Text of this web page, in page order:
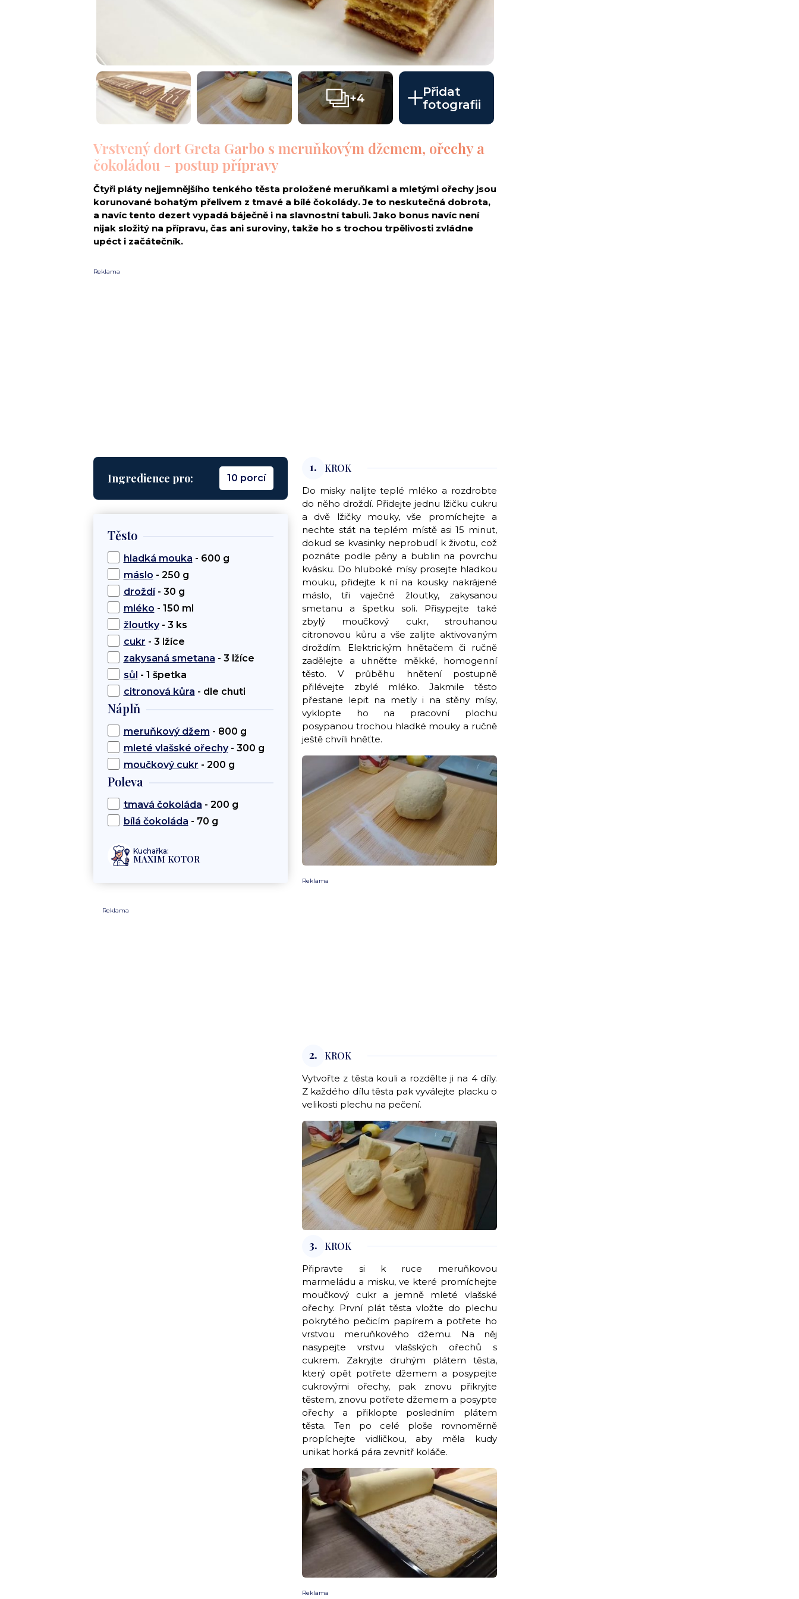
+4
Přidat
fotografii
Vrstvený dort Greta Garbo s meruňkovým džemem, ořechy a
čokoládou - postup přípravy
Čtyři pláty nejjemnějšího tenkého těsta proložené meruňkami a mletými ořechy jsou
korunované bohatým přelivem z tmavé a bílé čokolády. Je to neskutečná dobrota,
a navíc tento dezert vypadá báječně i na slavnostní tabuli. Jako bonus navíc není
nijak složitý na přípravu, čas ani suroviny, takže ho s trochou trpělivosti zvládne
upéct i začátečník.
Reklama
Ingredience pro: 10 porcí
Těsto
hladká mouka - 600 g
máslo - 250 g
droždí- 30 g
mléko - 150 ml
žloutky- 3 ks
cukr - 3 lžíce
zakysaná smetana - 3 lžíce
sůl - 1 špetka
citronová kůra - dle chuti
Náplň
meruňkový džem - 800 g
mleté vlašské ořechy- 300 g
moučkový cukr - 200 g
Poleva
tmavá čokoláda - 200 g
bílá čokoláda - 70 g
Kuchařka:
MAXIM KOTOR
Reklama
1. KROK
Do misky nalijte teplé mléko a rozdrobte
do něho droždí. Přidejte jednu lžičku cukru
a dvě lžičky mouky, vše promíchejte a
nechte stát na teplém místě asi 15 minut,
dokud se kvasinky neprobudí k životu, což
poznáte podle pěny a bublin na povrchu
kvásku. Do hluboké mísy prosejte hladkou
mouku, přidejte k ní na kousky nakrájené
máslo, tři vaječné žloutky, zakysanou
smetanu a špetku soli. Přisypejte také
zbylý moučkový cukr, strouhanou
citronovou kůru a vše zalijte aktivovaným
droždím. Elektrickým hnětačem či ručně
zadělejte a uhněťte měkké, homogenní
těsto. V průběhu hnětení postupně
přilévejte zbylé mléko. Jakmile těsto
přestane lepit na metly i na stěny mísy,
vyklopte ho na pracovní plochu
posypanou trochou hladké mouky a ručně
ještě chvíli hněťte.
Reklama
2. KROK
Vytvořte z těsta kouli a rozdělte ji na 4 díly.
Z každého dílu těsta pak vyválejte placku o
velikosti plechu na pečení.
3. KROK
Připravte si k ruce meruňkovou
marmeládu a misku, ve které promíchejte
moučkový cukr a jemně mleté vlašské
ořechy. První plát těsta vložte do plechu
pokrytého pečicím papírem a potřete ho
vrstvou meruňkového džemu. Na něj
nasypejte vrstvu vlašských ořechů s
cukrem. Zakryjte druhým plátem těsta,
který opět potřete džemem a posypejte
cukrovými ořechy, pak znovu přikryjte
těstem, znovu potřete džemem a posypte
ořechy a přiklopte posledním plátem
těsta. Ten po celé ploše rovnoměrně
propíchejte vidličkou, aby měla kudy
unikat horká pára zevnitř koláče.
Reklama